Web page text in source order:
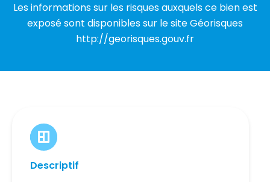
Les informations sur les risques auxquels ce bien est
exposé sont disponibles sur le site Géorisques
http://georisques.gouv.fr
Descriptif